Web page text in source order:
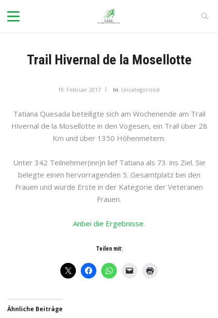
Trail Hivernal de la Mosellotte
19. Februar 2017 In Uncategorized
Tatiana Quesada beteiligte sich am Wochenende am Trail
Hivernal de la Mosellotte in den Vogesen, ein Trail über 28
Km und über 1350 Höhenmetern.
Unter 342 Teilnehmer(inn)n lief Tatiana als 73. ins Ziel. Sie
belegte einen hervorragenden 5. Gesamtplatz bei den
Frauen und wurde Erste in der Kategorie der Veteranen
Frauen.
Anbei die Ergebnisse.
Teilen mit:
Ähnliche Beiträge